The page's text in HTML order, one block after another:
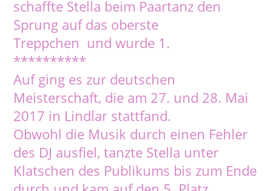
schaffte Stella beim Paartanz den
Sprung auf das oberste
Treppchen und wurde 1.
**********
Auf ging es zur deutschen
Meisterschaft, die am 27. und 28. Mai
2017 in Lindlar stattfand.
Obwohl die Musik durch einen Fehler
des DJ ausfiel, tanzte Stella unter
Klatschen des Publikums bis zum Ende